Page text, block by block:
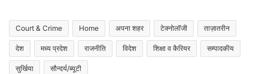
Court & Crime Home अपना शहर टेक्नोलॉजी ताज़ातरीन
देश मध्य प्रदेश राजनीति विदेश शिक्षा व कैरियर सम्पादकीय
सुर्खिया सौन्दर्य/ब्यूटी